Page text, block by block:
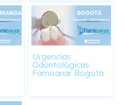
Urgencias
Odontológicas
Famisanar Bogotá